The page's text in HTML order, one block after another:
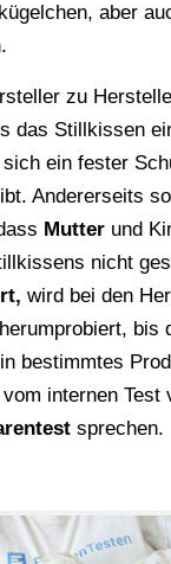
aber
zu
das Stillkissen
ein fester
Andererseits
Mutter und
nicht
wird bei den
bis
bestimmtes
internen Test
sprechen.